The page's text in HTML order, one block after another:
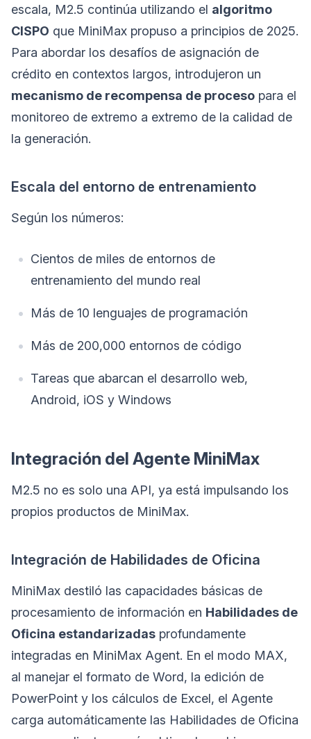
escala, M2.5 continúa utilizando el algoritmo
CISPO que MiniMax propuso a principios de 2025.
Para abordar los desafíos de asignación de
crédito en contextos largos, introdujeron un
mecanismo de recompensa de proceso para el
monitoreo de extremo a extremo de la calidad de
la generación.
Escala del entorno de entrenamiento
Según los números:
Cientos de miles de entornos de
entrenamiento del mundo real
Más de 10 lenguajes de programación
Más de 200,000 entornos de código
Tareas que abarcan el desarrollo web,
Android, iOS y Windows
Integración del Agente MiniMax
M2.5 no es solo una API, ya está impulsando los
propios productos de MiniMax.
Integración de Habilidades de Oficina
MiniMax destiló las capacidades básicas de
procesamiento de información en Habilidades de
Oficina estandarizadas profundamente
integradas en MiniMax Agent. En el modo MAX,
al manejar el formato de Word, la edición de
PowerPoint y los cálculos de Excel, el Agente
carga automáticamente las Habilidades de Oficina